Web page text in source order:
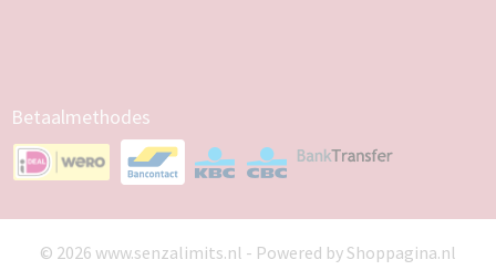
Betaalmethodes
© 2026 www.senzalimits.nl - Powered by Shoppagina.nl